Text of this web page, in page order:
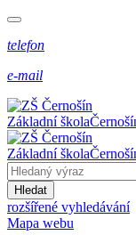
telefon
e-mail
Základní škola
Základní škola
Hledat
rozšířené vyhledávání
Mapa webu